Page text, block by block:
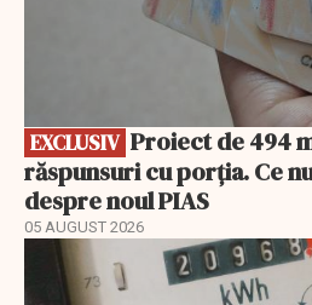
EXCLUSIV
răspunsuri cu porția. Ce
despre noul PIAS
05 AUGUST 2026